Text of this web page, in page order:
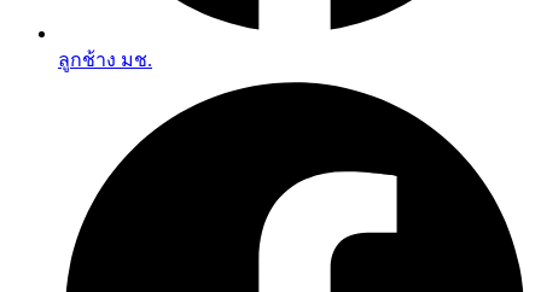
ลูกช้าง มช.